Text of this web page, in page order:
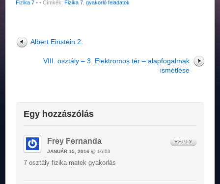
Fizika 7 • • Címkék:Fizika 7 ,gyakorló feladatok
Albert Einstein 2.
VIII. osztály – 3. Elektromos tér – alapfogalmak
ismétlése
Egy hozzászólás
Frey Fernanda
JANUÁR 15, 2016 @ 16:03
7 osztály fizika matek gyakorlás
REPLY